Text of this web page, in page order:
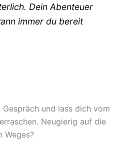
Dein Abenteuer
immer du bereit
und lass dich vom
Neugierig auf die
Weges?